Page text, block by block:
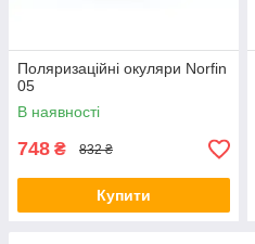
Поляризаційні окуляри Norfin
05
В наявності
748 ₴ 832 ₴
Купити